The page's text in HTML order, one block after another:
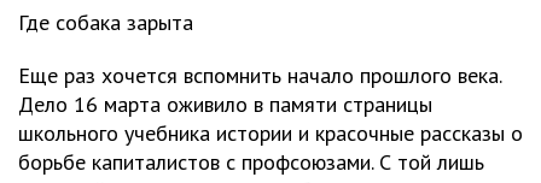
Где собака зарыта
Еще раз хочется вспомнить начало прошлого века.
Дело 16 марта оживило в памяти страницы
школьного учебника истории и красочные рассказы о
борьбе капиталистов с профсоюзами. С той лишь